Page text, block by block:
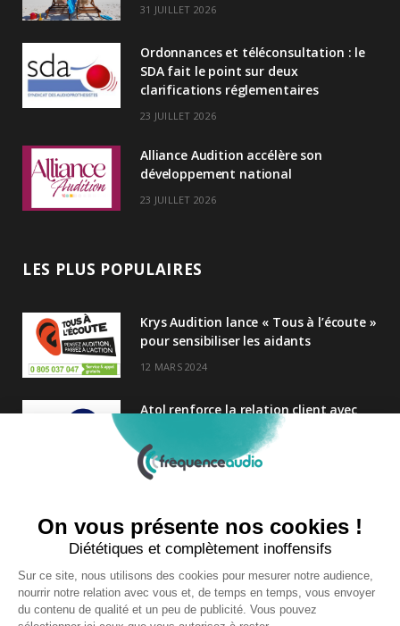
n
31 JUILLET 2026
Ordonnances et téléconsultation : le
SDA fait le point sur deux
clarifications réglementaires
23 JUILLET 2026
Alliance Audition accélère son
développement national
23 JUILLET 2026
LES PLUS POPULAIRES
Krys Audition lance « Tous à l’écoute »
pour sensibiliser les aidants
12 MARS 2024
Atol renforce la relation client avec
une nouvelle campagne axée sur la
satisfaction
25 FÉVRIER 2025
Audition Conseil
27 MARS 2024